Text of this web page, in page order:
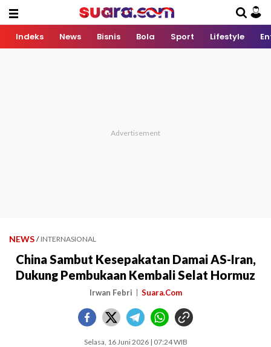
Indeks News Bisnis Bola Sport Lifestyle
NEWS / INTERNASIONAL
China Sambut Kesepakatan Damai AS-Iran,
Dukung Pembukaan Kembali Selat Hormuz
Irwan Febri Suara.Com
Selasa, 16 Juni 2026 | 07:24 WIB